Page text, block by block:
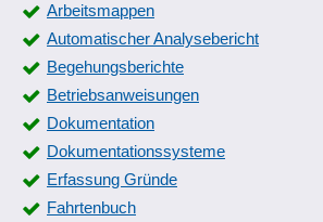
Arbeitsmappen
Automatischer Analysebericht
Begehungsberichte
Betriebsanweisungen
Dokumentation
Dokumentationssysteme
Erfassung Gründe
Fahrtenbuch